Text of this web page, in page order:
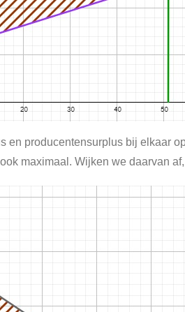
en producentensurplus bij elkaar
maximaal. Wijken we daarvan